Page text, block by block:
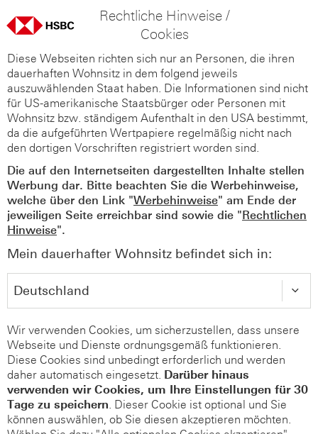
Rechtliche Hinweise /
Cookies
Diese Webseiten richten sich nur an Personen, die ihren
dauerhaften Wohnsitz in dem folgend jeweils
auszuwählenden Staat haben. Die Informationen sind nicht
für US-amerikanische Staatsbürger oder Personen mit
Wohnsitz bzw. ständigem Aufenthalt in den USA bestimmt,
da die aufgeführten Wertpapiere regelmäßig nicht nach
den dortigen Vorschriften registriert worden sind.
Die auf den Internetseiten dargestellten Inhalte stellen
Werbung dar. Bitte beachten Sie die Werbehinweise,
welche über den Link "Werbehinweise" am Ende der
jeweiligen Seite erreichbar sind sowie die "Rechtlichen
Hinweise".
Mein dauerhafter Wohnsitz befindet sich in:
Wir verwenden Cookies, um sicherzustellen, dass unsere
Webseite und Dienste ordnungsgemäß funktionieren.
Diese Cookies sind unbedingt erforderlich und werden
daher automatisch eingesetzt. Darüber hinaus
verwenden wir Cookies, um Ihre Einstellungen für 30
Tage zu speichern. Dieser Cookie ist optional und Sie
können auswählen, ob Sie diesen akzeptieren möchten.